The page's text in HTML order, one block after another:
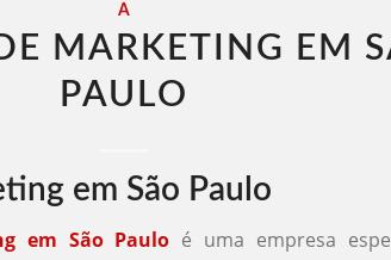
A
MARKETING EM
PAULO​
em São Paulo
em São Paulo é uma empresa